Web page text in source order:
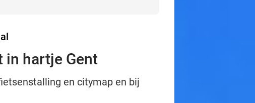
in hartje Gent
en citymap en bij